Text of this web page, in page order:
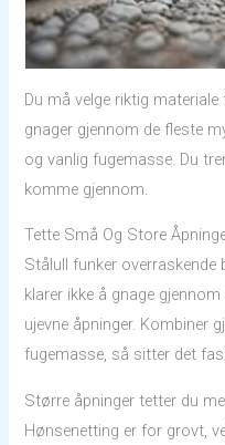
Du må velge riktig
gnager gjennom de fleste
og vanlig fugemasse. Du
komme gjennom.
Tette Små Og Store
Stålull funker overraskende
klarer ikke å gnage
ujevne åpninger. Kombiner
fugemasse, så sitter det
Større åpninger tetter du
Hønsenetting er for grovt,